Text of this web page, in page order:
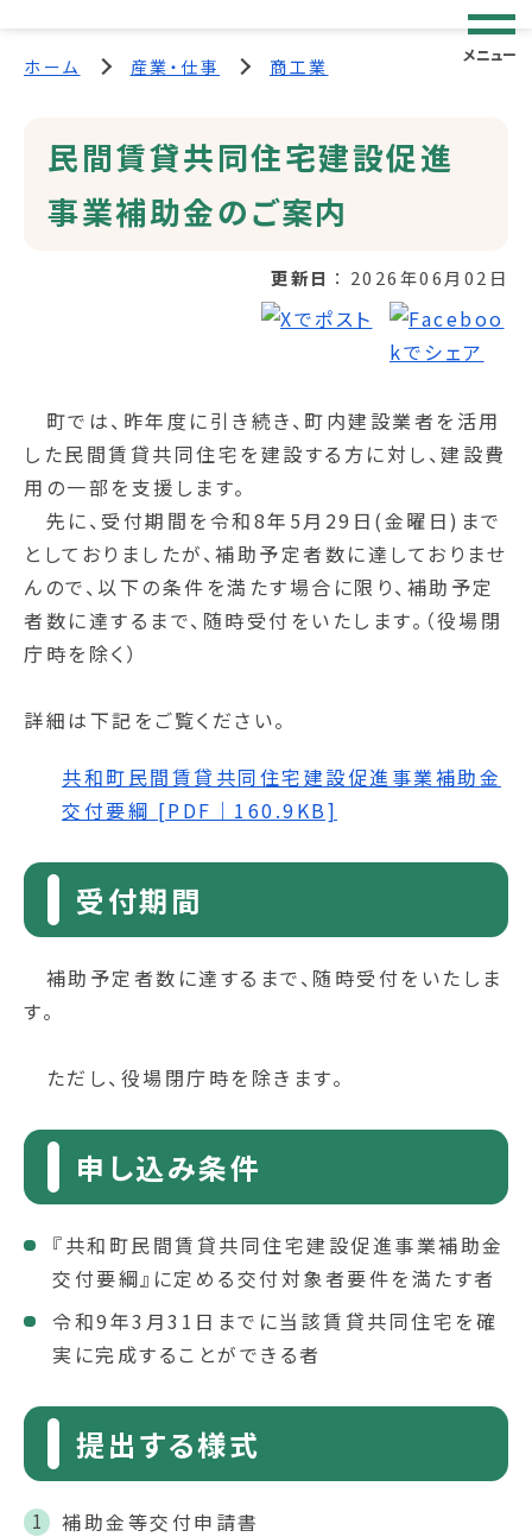
メニュー
ホーム 産業・仕事 商工業
民間賃貸共同住宅建設促進
事業補助金のご案内
更新日 2026年06月02日
町では、昨年度に引き続き、町内建設業者を活用
した民間賃貸共同住宅を建設する方に対し、建設費
用の一部を支援します。
先に、受付期間を令和8年5月29日(金曜日)まで
としておりましたが、補助予定者数に達しておりませ
んので、以下の条件を満たす場合に限り、補助予定
者数に達するまで、随時受付をいたします。（役場閉
庁時を除く）
詳細は下記をご覧ください。
共和町民間賃貸共同住宅建設促進事業補助金
交付要綱 [PDF｜160.9KB]
受付期間
補助予定者数に達するまで、随時受付をいたしま
す。
ただし、役場閉庁時を除きます。
申し込み条件
『共和町民間賃貸共同住宅建設促進事業補助金
交付要綱』に定める交付対象者要件を満たす者
令和9年3月31日までに当該賃貸共同住宅を確
実に完成することができる者
提出する様式
補助金等交付申請書